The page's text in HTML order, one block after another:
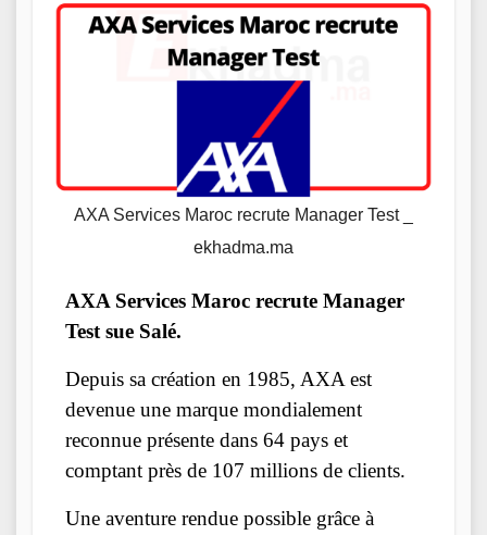
AXA Services Maroc recrute Manager Test _
ekhadma.ma
AXA Services Maroc recrute Manager
Test sue Salé.
Depuis sa création en 1985, AXA est
devenue une marque mondialement
reconnue présente dans 64 pays et
comptant près de 107 millions de clients.
Une aventure rendue possible grâce à